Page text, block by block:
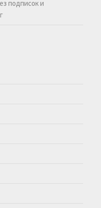
подписок и